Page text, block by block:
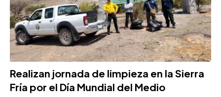
Realizan jornada de limpieza en la Sierra
Fría por el Día Mundial del Medio